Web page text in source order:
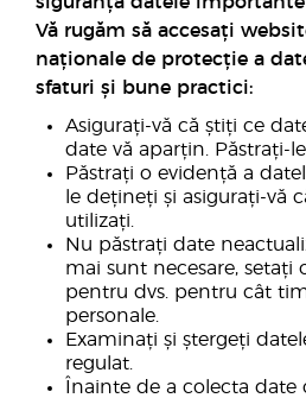
Vă rugăm să accesați
naționale de protecție a
sfaturi și bune practici:
Asigurați-vă că știți ce
date vă aparțin. Păstrați-le
Păstrați o evidență a
le dețineți și asigurați-vă
utilizați.
Nu păstrați date
mai sunt necesare, setați
pentru dvs. pentru cât
personale.
Examinați și ștergeți
regulat.
Înainte de a colecta date